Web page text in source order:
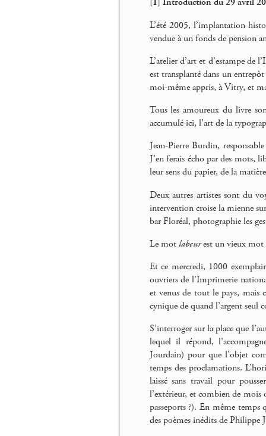
L’été 2005, l’implantation
vendue à un fonds de pension
L’atelier d’art et d’estampe de
est transplanté dans un
moi-même appris, à Vitry, et
Tous les amoureux du livre
accumulé ici, l’art de la
Jean-Pierre Burdin,
J’en ferais écho par des mots,
leur sens du papier, de la
Deux autres artistes sont du
intervention croise la mienne
bar Floréal, photographie les
Le motlabeurest un vieux mot
Et ce mercredi, 1000
ouvriers de l’Imprimerie
et venus de tout le pays, mais
cynique de quand l’argent seul
S’interroger sur la place que
lequel il répond,
Jourdain) pour que l’objet
temps des proclamations.
laissé sans travail pour
l’extérieur, et combien de
passeports ?). En même
des poèmes inédits de Philippe